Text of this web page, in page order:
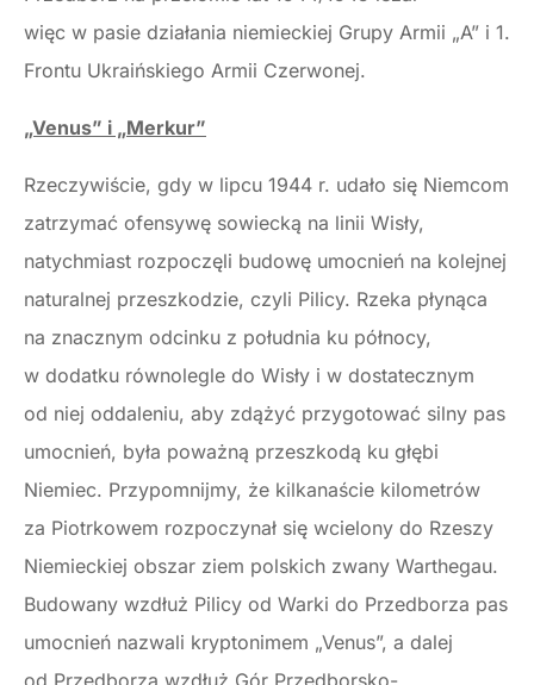
więc w pasie działania niemieckiej Grupy Armii „A” i 1.
Frontu Ukraińskiego Armii Czerwonej.
„Venus” i „Merkur”
Rzeczywiście, gdy w lipcu 1944 r. udało się Niemcom
zatrzymać ofensywę sowiecką na linii Wisły,
natychmiast rozpoczęli budowę umocnień na kolejnej
naturalnej przeszkodzie, czyli Pilicy. Rzeka płynąca
na znacznym odcinku z południa ku północy,
w dodatku równolegle do Wisły i w dostatecznym
od niej oddaleniu, aby zdążyć przygotować silny pas
umocnień, była poważną przeszkodą ku głębi
Niemiec. Przypomnijmy, że kilkanaście kilometrów
za Piotrkowem rozpoczynał się wcielony do Rzeszy
Niemieckiej obszar ziem polskich zwany Warthegau.
Budowany wzdłuż Pilicy od Warki do Przedborza pas
umocnień nazwali kryptonimem „Venus”, a dalej